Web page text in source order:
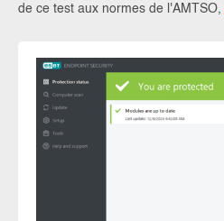
de ce test aux normes de l'AMTSO,